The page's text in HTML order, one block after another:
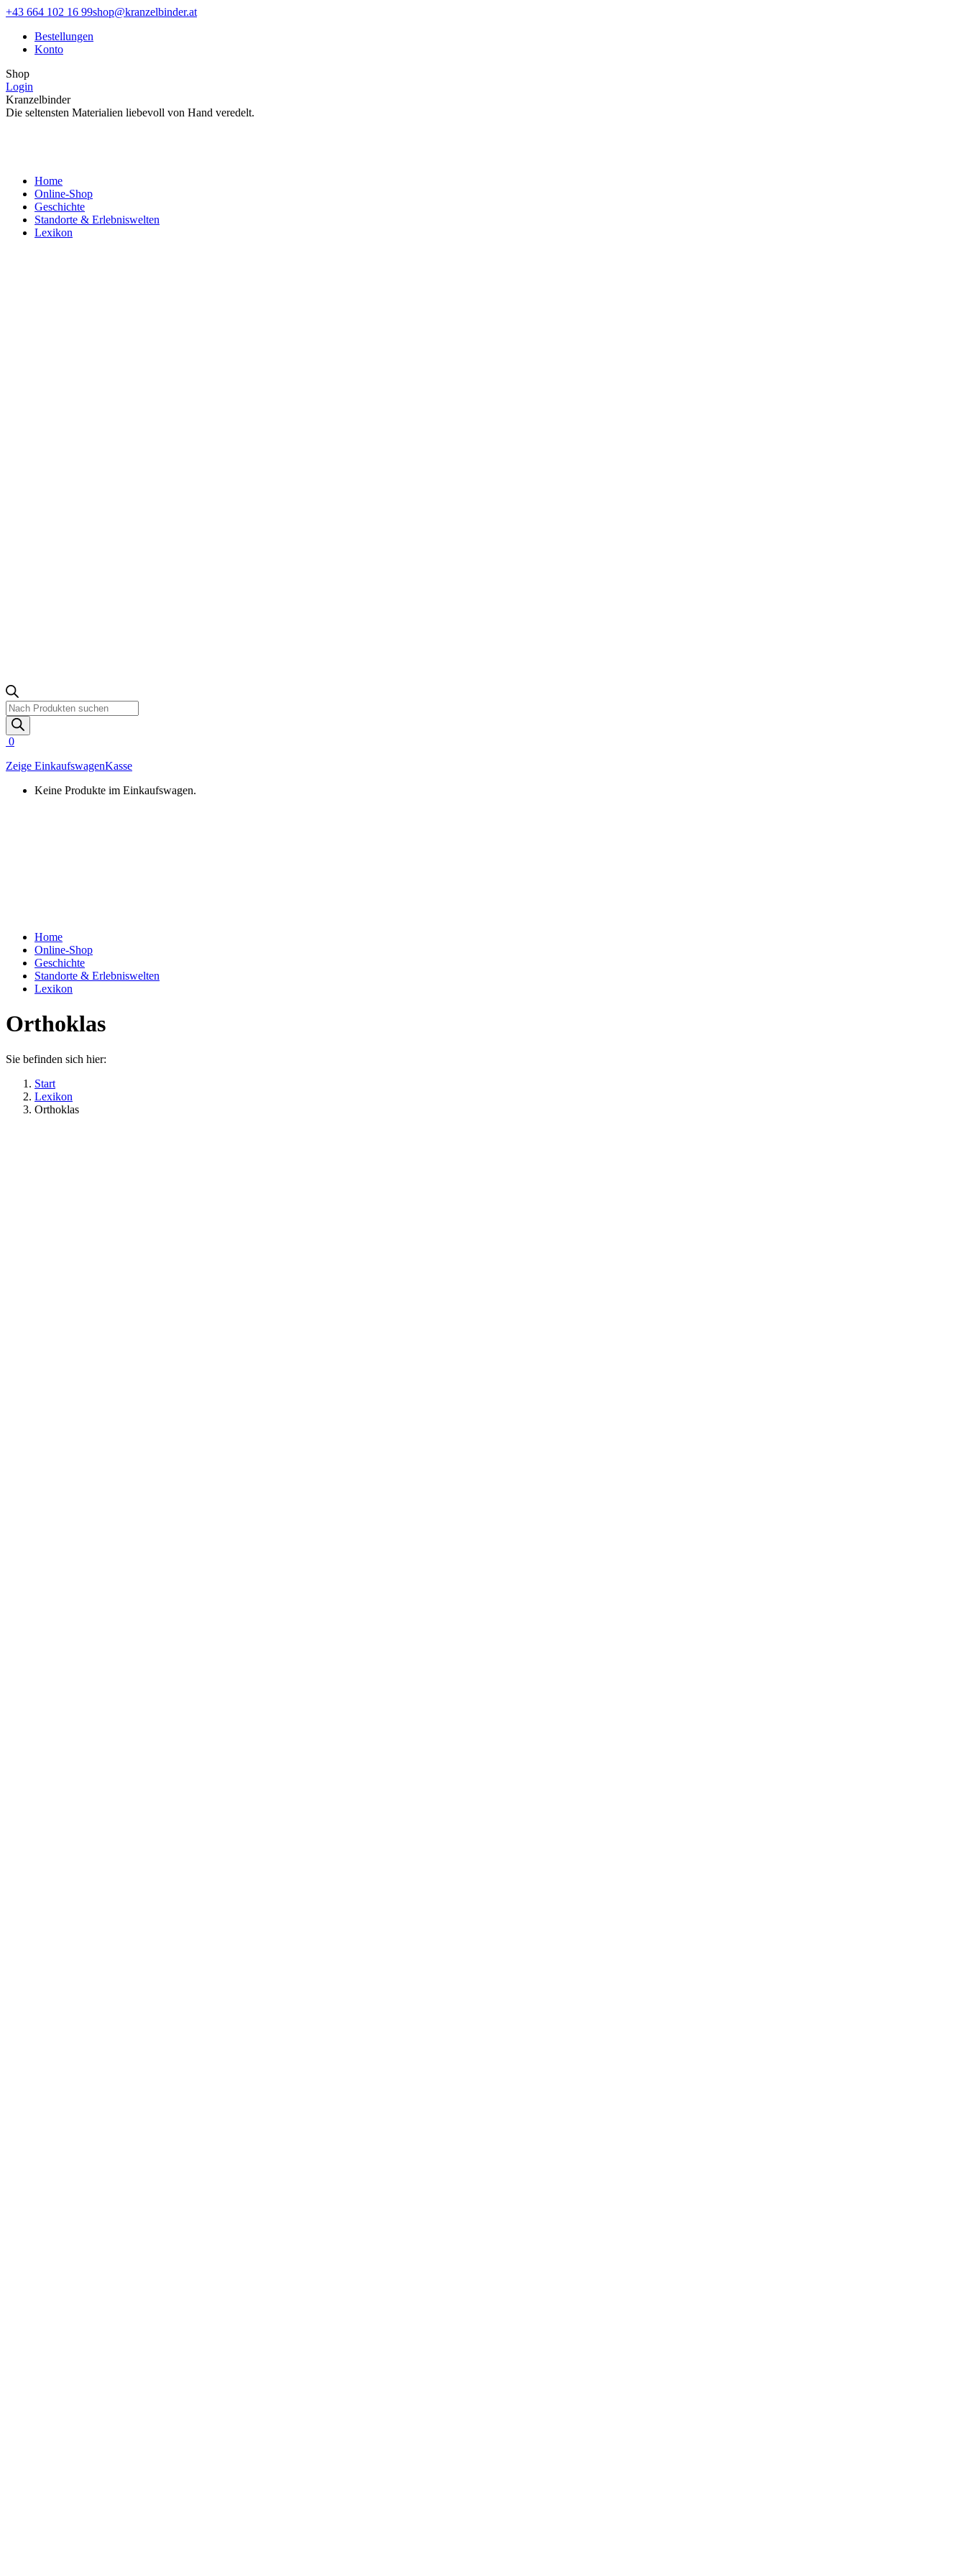
Zum
springen
Facebook
opens
window
Instagram
opens
window
+43 664 102 16 99shop@kranzelbinder.at
Bestellungen
Konto
Shop
Login
Kranzelbinder
Die seltensten Materialien liebevoll von Hand veredelt.
Home
Online-Shop
Geschichte
Standorte & Erlebniswelten
Lexikon
Products
search
0
Zeige EinkaufswagenKasse
Keine Produkte im Einkaufswagen.
Home
Online-Shop
Geschichte
Standorte & Erlebniswelten
Lexikon
Orthoklas
Sie befinden sich hier:
Start
Lexikon
Orthoklas